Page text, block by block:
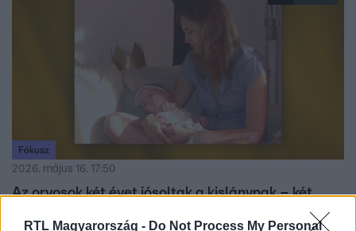
RTL Magyarország - Do Not Process My Personal
Fókusz
2026. május 16. 17:50
Az orvosok két évet jósoltak a kislánynak – két